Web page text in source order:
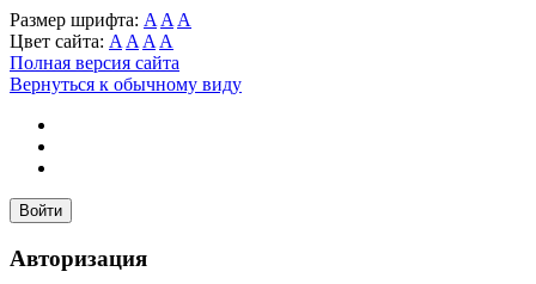
Размер шрифта: A A A
Цвет сайта: A A A A
Полная версия сайта
Вернуться к обычному виду
Войти
Авторизация